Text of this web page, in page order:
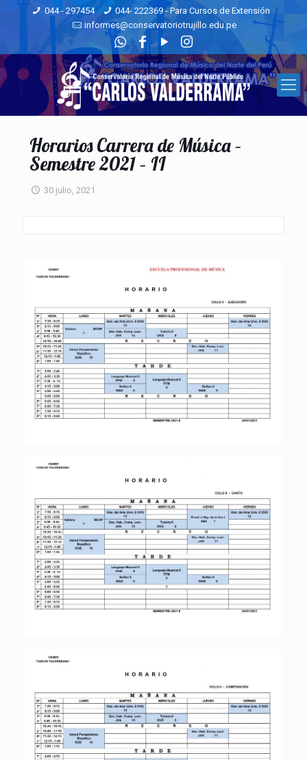
044 - 297454
044- 222369 - Para Cursos de Extensión
informes@conservatoriotrujillo.edu.pe
Horarios Carrera de Música –
Semestre 2021 – II
30 julio, 2021